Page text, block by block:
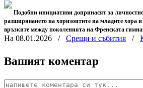
Подобни инициативи допринасят за
разширяването на хоризонтите на младите хора и
връзките между поколенията на Френската
На 08.01.2026 / Срещи и събития /
Вашият коментар